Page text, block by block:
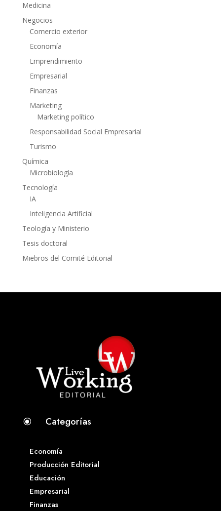
Medicina
Negocios
Comercio exterior
Economía
Emprendimiento
Empresarial
Finanzas
Marketing
Marketing político
Responsabilidad Social Empresarial
Turismo
Química
Microbiología
Tecnología
IA
Inteligencia Artificial
Teología y Ministerio
Tesis doctoral
Miebros del Comité Editorial
\ Categorías
Economía
Producción Editorial
Educación
Empresarial
Finanzas